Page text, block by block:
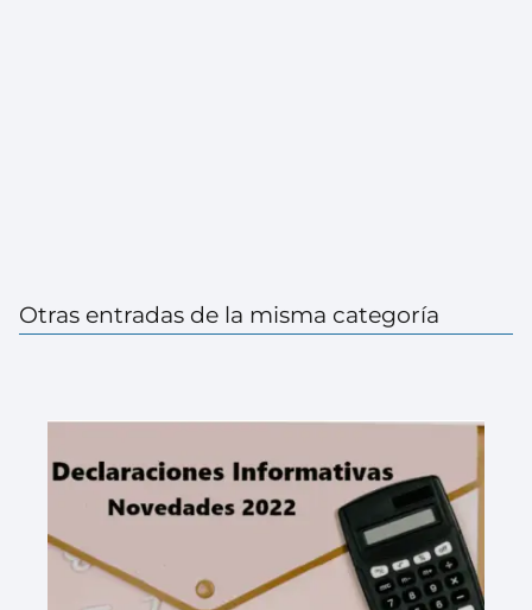
Otras entradas de la misma categoría